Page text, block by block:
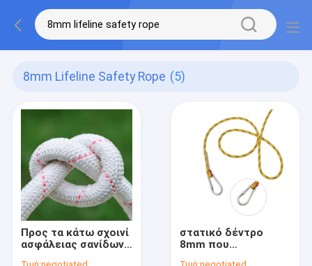
8mm Lifeline Safety Rope (5)
Προς τα κάτω σχοινί
ασφάλειας σανίδων
στατικό δέντρο
8mm που